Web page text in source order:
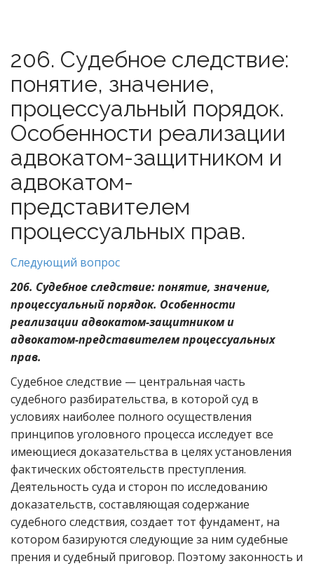
206. Судебное следствие:
понятие, значение,
процессуальный порядок.
Особенности реализации
адвокатом-защитником и
адвокатом-
представителем
процессуальных прав.
Следующий вопрос
206. Судебное следствие: понятие, значение,
процессуальный порядок. Особенности
реализации адвокатом-защитником и
адвокатом-представителем процессуальных
прав.
Судебное следствие — центральная часть
судебного разбирательства, в которой суд в
условиях наиболее полного осуществления
принципов уголовного процесса исследует все
имеющиеся доказательства в целях установления
фактических обстоятельств преступления.
Деятельность суда и сторон по исследованию
доказательств, составляющая содержание
судебного следствия, создает тот фундамент, на
котором базируются следующие за ним судебные
прения и судебный приговор. Поэтому законность и